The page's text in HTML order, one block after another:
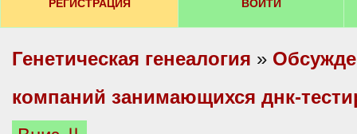
РЕГИСТРАЦИЯ ВОЙТИ
Генетическая генеалогия »
компаний занимающихся днк-